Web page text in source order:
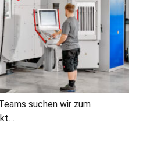
suchen wir zum